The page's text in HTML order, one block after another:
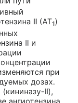
II (AT1)
II и
при
дозах.
II),
ангиотензина